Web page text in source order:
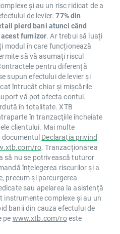
și au un risc ridicat de a
de levier.77% din
pierd bani atunci când
furnizor. Ar trebui să luați
modul în care funcționează
să vă asumați riscul
pentru diferență
supun efectului de levier și
întrucât chiar și mișcările
vă pot afecta contul.
în totalitate. XTB
în tranzacţiile încheiate
clientului. Mai multe
Declarația privind
ro. Tranzacționarea
să nu se potrivească tuturor
înțelegerea riscurilor și a
precum și parcurgerea
sau apelarea la asistență
instrumente complexe și au un
banii din cauza efectului de
pe www.xtb.com/roeste